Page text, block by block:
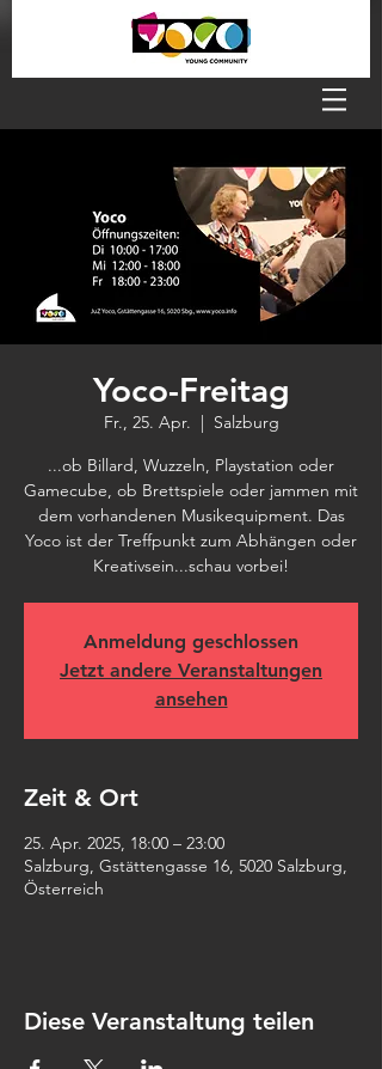
Yoco-Freitag
Fr., 25. Apr.
  |
Salzburg
...ob Billard, Wuzzeln, Playstation oder
Gamecube, ob Brettspiele oder jammen mit
dem vorhandenen Musikequipment. Das
Yoco ist der Treffpunkt zum Abhängen oder
Kreativsein...schau vorbei!
Anmeldung geschlossen
Jetzt andere Veranstaltungen
ansehen
Zeit & Ort
25. Apr. 2025, 18:00 – 23:00
Salzburg, Gstättengasse 16, 5020 Salzburg,
Österreich
Diese Veranstaltung teilen